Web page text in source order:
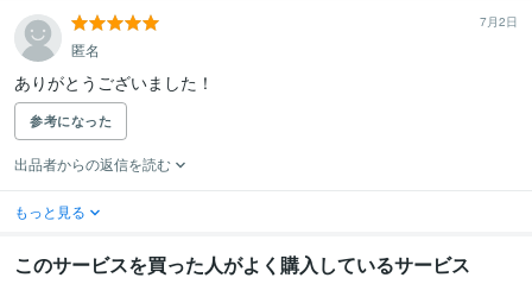
7月2日
匿名
ありがとうございました！
参考になった
出品者からの返信を読む
もっと見る
このサービスを買った人がよく購入しているサービス